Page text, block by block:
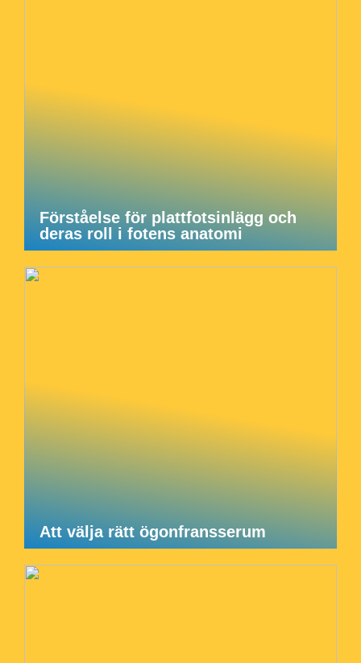
Förståelse för plattfotsinlägg och
deras roll i fotens anatomi
Att välja rätt ögonfransserum